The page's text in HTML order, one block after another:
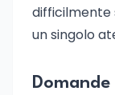
difficilmente
un singolo